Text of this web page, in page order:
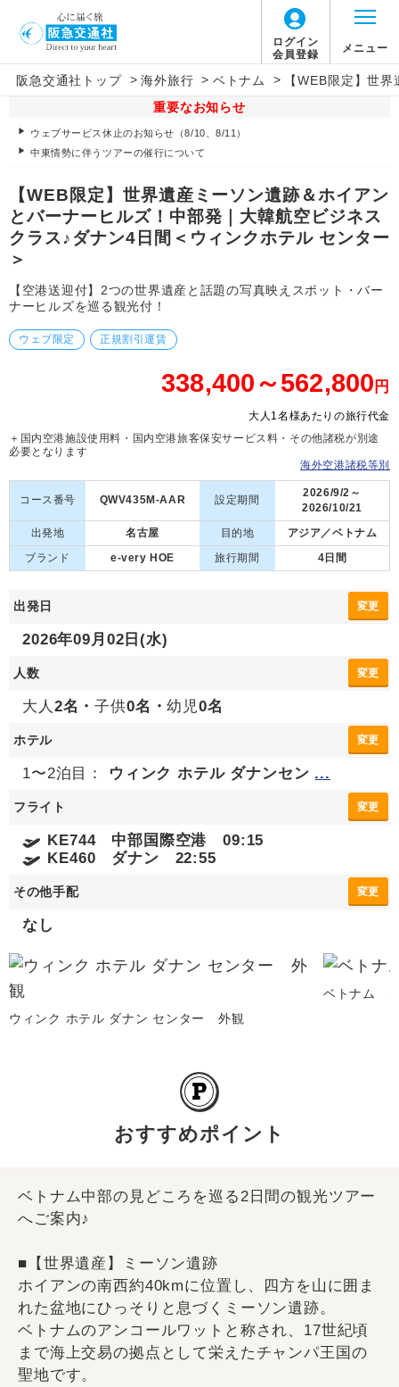
ログイン
会員登録
メニュー
阪急交通社トップ > 海外旅行 > ベトナム >
【WEB限定】世
重要なお知らせ
ウェブサービス休止のお知らせ（8/10、8/11）
中東情勢に伴うツアーの催行について
【WEB限定】世界遺産ミーソン遺跡＆ホイアン
とバーナーヒルズ！中部発｜大韓航空ビジネス
クラス♪ダナン4日間＜ウィンクホテル センター
＞
【空港送迎付】2つの世界遺産と話題の写真映えスポット・バー
ナーヒルズを巡る観光付！
ウェブ限定 正規割引運賃
338,400～562,800 円
大人1名様あたりの旅行代金
＋国内空港施設使用料・国内空港旅客保安サービス料・その他諸税が別途
必要となります
海外空港諸税等別
コース番号 QWV435M-AAR 設定期間
2026/9/2～
2026/10/21
出発地
名古屋 目的地
アジア／ベトナム
ブランド
e-very HOE 旅行期間 4日間
出発日 変更
2026年09月02日(水)
人数 変更
大人 2名・子供0名・幼児0名
ホテル 変更
1〜2泊目： ウィンク ホテル ダナンセン ...
フライト 変更
KE744 中部国際空港 09:15
KE460 ダナン 22:55
その他手配 変更
なし
ウィンク ホテル ダナン センター 外観
ベトナム
おすすめポイント
ベトナム中部の見どころを巡る2日間の観光ツアー
へご案内♪
■【世界遺産】ミーソン遺跡
ホイアンの南西約40kmに位置し、四方を山に囲ま
れた盆地にひっそりと息づくミーソン遺跡。
ベトナムのアンコールワットと称され、17世紀頃
まで海上交易の拠点として栄えたチャンパ王国の
聖地です。